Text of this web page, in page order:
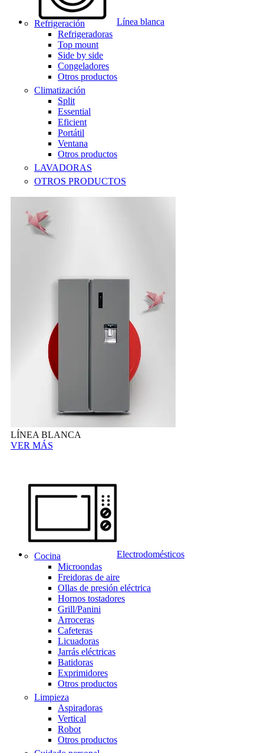
Línea blanca
Refrigeración
Refrigeradoras
Top mount
Side by side
Congeladores
Otros productos
Climatización
Split
Essential
Eficient
Portátil
Ventana
Otros productos
LAVADORAS
OTROS PRODUCTOS
LÍNEA BLANCA
VER MÁS
Electrodomésticos
Cocina
Microondas
Freidoras de aire
Ollas de presión eléctrica
Hornos tostadores
Grill/Panini
Arroceras
Cafeteras
Licuadoras
Jarrás eléctricas
Batidoras
Exprimidores
Otros productos
Limpieza
Aspiradoras
Vertical
Robot
Otros productos